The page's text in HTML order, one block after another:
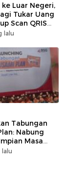
Luar Negeri,
Tukar Uang
Scan QRIS
lalu
Tabungan
Nabung
Masa
Dekat!
lalu